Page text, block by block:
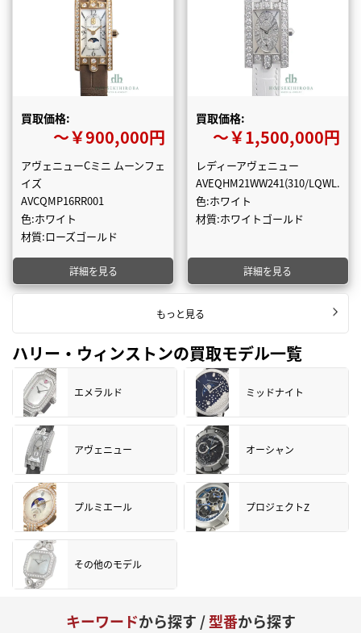
買取価格:
〜￥900,000円
アヴェニューCミニ ムーンフェ
イズ
AVCQMP16RR001
色:ホワイト
材質:ローズゴールド
詳細を見る
買取価格:
〜￥1,500,000円
レディーアヴェニュー
AVEQHM21WW241(310/
色:ホワイト
材質:ホワイトゴールド
詳細を見る
もっと見る
ハリー・ウィンストンの買取モデル一覧
エメラルド ミッドナイト
アヴェニュー オーシャン
プルミエール プロジェクトZ
その他のモデル
キーワードから探す /型番から探す